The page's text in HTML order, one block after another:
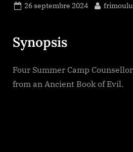
Posted
26 septembre 2024 By
Synopsis
Four Summer Camp
from an Ancient Book of Evil.